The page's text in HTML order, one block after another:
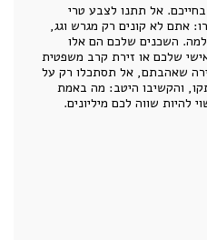
אל תתנו לצבע טרי
אתם לא קונים רק מגרש וגג,
השכנים שלכם הם אלו
שלכם או זירת קרב משפטית
שאהבתם, אל תסתכלו רק על
והקשיבו היטב: מה באמת
להיות שווה לכם מיליונים.